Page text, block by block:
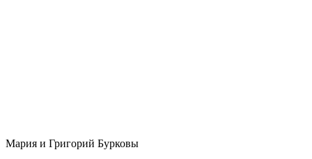
Мария и Григорий Бурковы